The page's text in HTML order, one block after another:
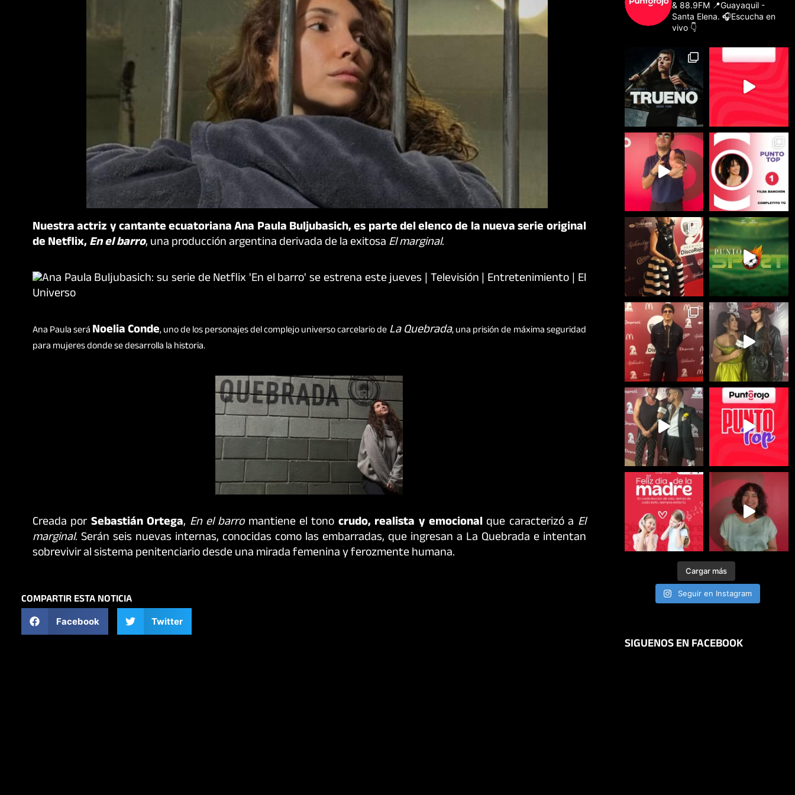
Nuestra actriz y cantante ecuatoriana Ana Paula Buljubasich, es parte del elenco de la nueva serie original
de Netflix,En el barro, una producción argentina derivada de la exitosaEl marginal.
Ana Paula seráNoelia Conde, uno de los personajes del complejo universo carcelario deLa Quebrada, una prisión de máxima seguridad
para mujeres donde se desarrolla la historia.
Creada porSebastián Ortega, En el barromantiene el tono crudo, realista y emocional que caracterizó a El
marginal. Serán seis nuevas internas, conocidas como las embarradas, que ingresan a La Quebrada e intentan
sobrevivir al sistema penitenciario desde una mirada femenina y ferozmente humana.
COMPARTIR ESTA NOTICIA
Facebook Twitter
& 88.9FM📍Guayaquil -
Santa Elena. 🎧Escucha en
vivo 👇
Cargar más
Seguir en Instagram
SIGUENOS EN FACEBOOK